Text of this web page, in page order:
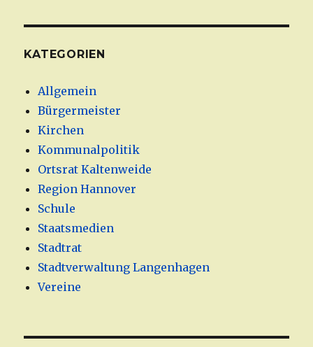
KATEGORIEN
Allgemein
Bürgermeister
Kirchen
Kommunalpolitik
Ortsrat Kaltenweide
Region Hannover
Schule
Staatsmedien
Stadtrat
Stadtverwaltung Langenhagen
Vereine